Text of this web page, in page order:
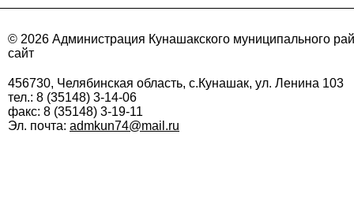
© 2026 Администрация Кунашакского муниципального
сайт
456730, Челябинская область, с.Кунашак, ул. Ленина 103
тел.: 8 (35148) 3-14-06
факс: 8 (35148) 3-19-11
Эл. почта: admkun74@mail.ru